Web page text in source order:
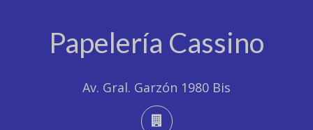
Papelería Cassino
Av. Gral. Garzón 1980 Bis